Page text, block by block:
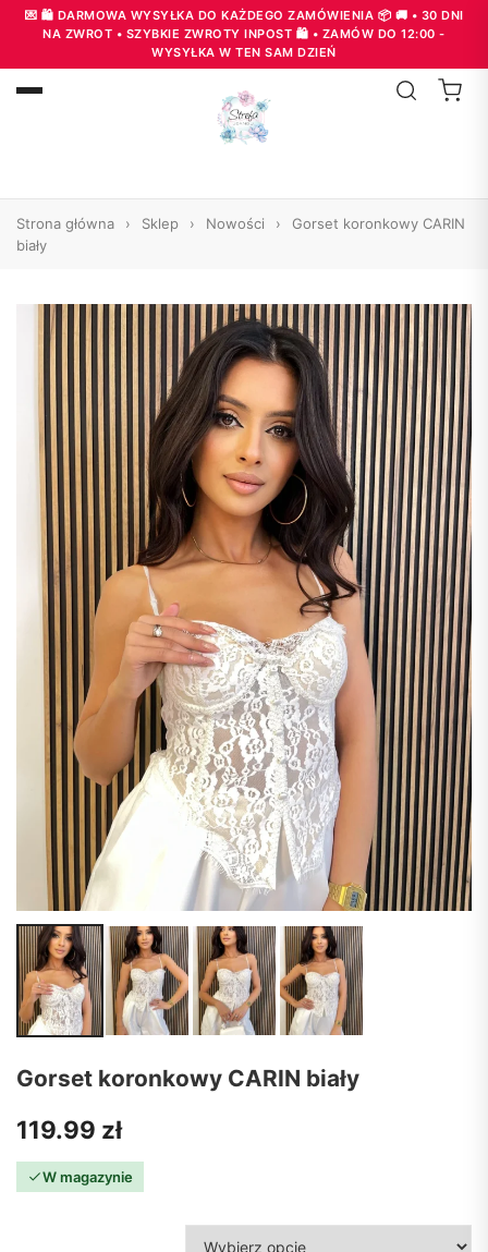
💌 🛍️ DARMOWA WYSYŁKA DO KAŻDEGO ZAMÓWIENIA 📦 🚚 • 30 DNI
NA ZWROT • SZYBKIE ZWROTY INPOST 🛍️ • ZAMÓW DO 12:00 -
WYSYŁKA W TEN SAM DZIEŃ
Strona główna › Sklep › Nowości ›
Gorset koronkowy CARIN
biały
Gorset koronkowy CARIN biały
119.99 zł
W magazynie